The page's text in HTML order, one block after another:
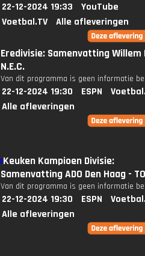
22-12-2024 19:33
YouTube
Voetbal.TV
Alle afleveringen
Eredivisie: Samenvatting Willem
N.E.C.
Van dit programma is geen informatie
22-12-2024 19:30 ESPN
Alle afleveringen
Keuken Kampioen Divisie:
Samenvatting ADO Den Haag -
Van dit programma is geen informatie
22-12-2024 19:30 ESPN
Alle afleveringen